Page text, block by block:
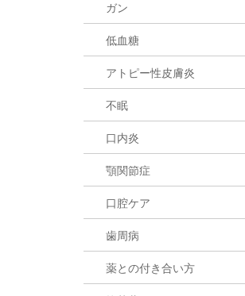
ガン
低血糖
アトピー性皮膚炎
不眠
口内炎
顎関節症
口腔ケア
歯周病
薬との付き合い方